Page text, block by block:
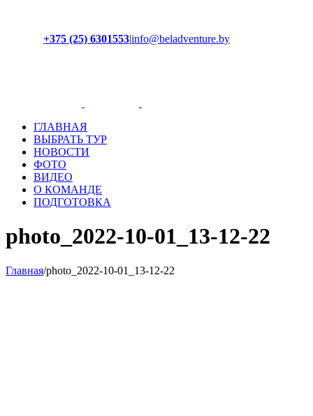
+375 (25) 6301553|info@beladventure.by
ГЛАВНАЯ
ВЫБРАТЬ ТУР
НОВОСТИ
ФОТО
ВИДЕО
О КОМАНДЕ
ПОДГОТОВКА
photo_2022-10-01_13-12-22
Главная/photo_2022-10-01_13-12-22